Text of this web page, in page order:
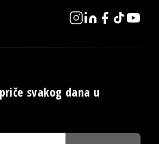
svakog dana u